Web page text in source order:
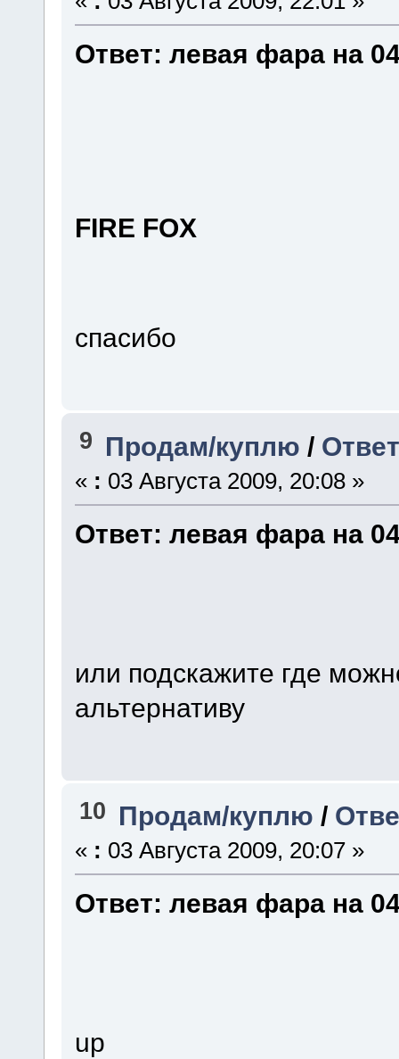
Ответ: левая фара на
FIRE FOX
спасибо
9 Продам/куплю /
« : 03 Августа 2009, 20:08 »
Ответ: левая фара на
или подскажите где
альтернативу
10 Продам/куплю /
« : 03 Августа 2009, 20:07 »
Ответ: левая фара на
up